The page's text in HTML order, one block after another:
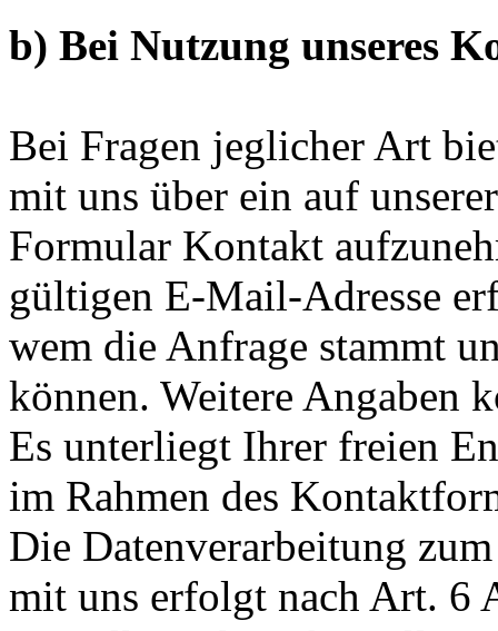
b) Bei Nutzung unseres
Bei Fragen jeglicher Art
mit uns über ein auf
Formular Kontakt
gültigen E-Mail-Adresse
wem die Anfrage stammt
können. Weitere Angaben
Es unterliegt Ihrer freien
im Rahmen des
Die Datenverarbeitung
mit uns erfolgt nach Art. 6